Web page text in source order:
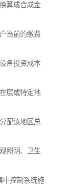
算成合成金
当前的缴费
备投资成本
层或特定地
配该地区总
照明、卫生
中控制系统施